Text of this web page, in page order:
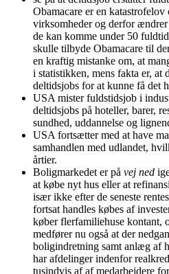
Obamacare er en
virksomheder og derfor
de kan komme under 50
skulle tilbyde Obamacare til
en kraftig mistanke om, at
i statistikken, mens fakta er, at
deltidsjobs for at kunne få det
USA mister fuldstidsjob i
deltidsjobs på hoteller, barer,
sundhed, uddannelse og
USA fortsætter med at have
samhandlen med udlandet,
årtier.
Boligmarkedet er på vej ned
at købe nyt hus eller at
især ikke efter de seneste
fortsat handles købes af
køber flerfamiliehuse kontant,
medfører nu også at der
boligindretning samt anlæg af
har afdelinger indenfor
tusindvis af af medarbejdere